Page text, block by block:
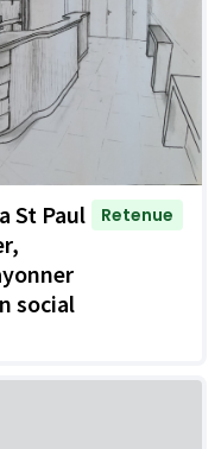
St Paul
social
Retenue